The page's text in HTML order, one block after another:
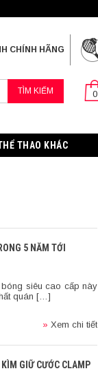
CHÍNH HÃNG
TÌM KIẾM 0
THAO KHÁC
5 NĂM TỚI
siêu cao cấp này
quán […]
» Xem chi tiết
GIỮ CƯỚC CLAMP